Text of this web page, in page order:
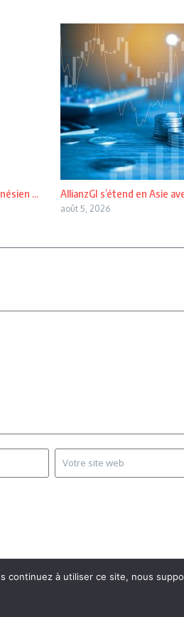
... AllianzGI s’étend en Asie
août 5, 2026
continuez à utiliser ce site, nous